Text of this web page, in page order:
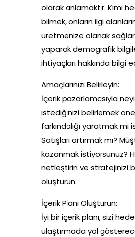
olarak anlamaktır. Kimi
bilmek, onların ilgi
üretmenize olanak
yaparak demografik
ihtiyaçları hakkında bilgi
Amaçlarınızı Belirleyin:
İçerik pazarlamasıyla
istediğinizi belirlemek
farkındalığı yaratmak mı
Satışları artırmak mı?
kazanmak istiyorsunuz?
netleştirin ve stratejinizi
oluşturun.
İçerik Planı Oluşturun:
İyi bir içerik planı, sizi
ulaştırmada yol